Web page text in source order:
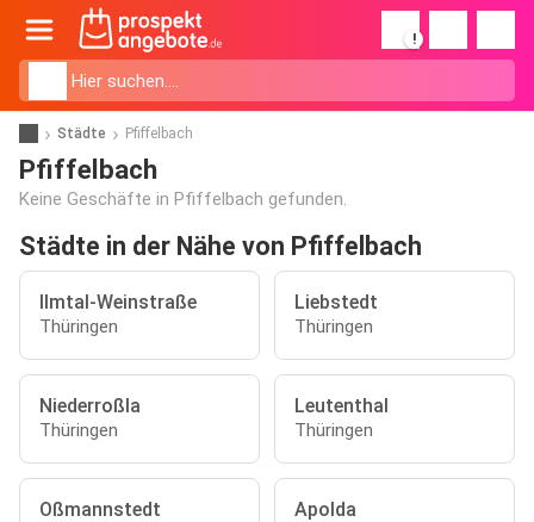
!
Städte Pfiffelbach
Pfiffelbach
Keine Geschäfte in Pfiffelbach gefunden.
Städte in der Nähe von Pfiffelbach
Ilmtal-Weinstraße
Thüringen
Liebstedt
Thüringen
Niederroßla
Thüringen
Leutenthal
Thüringen
Oßmannstedt Apolda